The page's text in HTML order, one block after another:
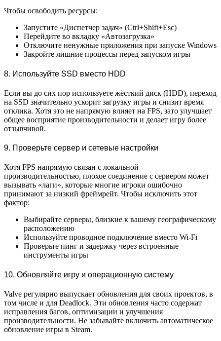
Чтобы освободить ресурсы:
Запустите «Диспетчер задач» (Ctrl+Shift+Esc)
Перейдите во вкладку «Автозагрузка»
Отключите ненужные приложения при запуске Windows
Закройте лишние процессы перед запуском игры
8. Используйте SSD вместо HDD
Если вы до сих пор используете жёсткий диск (HDD), переход
на SSD значительно ускорит загрузку игры и снизит время
отклика. Хотя это не напрямую влияет на FPS, зато улучшает
общее восприятие производительности и делает игру более
отзывчивой.
9. Проверьте сервер и сетевые настройки
Хотя FPS напрямую связан с локальной
производительностью, плохое соединение с сервером может
вызывать «лаги», которые многие игроки ошибочно
принимают за низкий фреймрейт. Чтобы исключить этот
фактор:
Выбирайте серверы, близкие к вашему географическому
расположению
Используйте проводное подключение вместо Wi-Fi
Проверьте пинг и задержку через встроенные
инструменты игры
10. Обновляйте игру и операционную систему
Valve регулярно выпускает обновления для своих проектов, в
том числе и для Deadlock. Эти обновления часто содержат
исправления багов, оптимизации и улучшения
производительности. Не забывайте включить автоматическое
обновление игры в Steam.